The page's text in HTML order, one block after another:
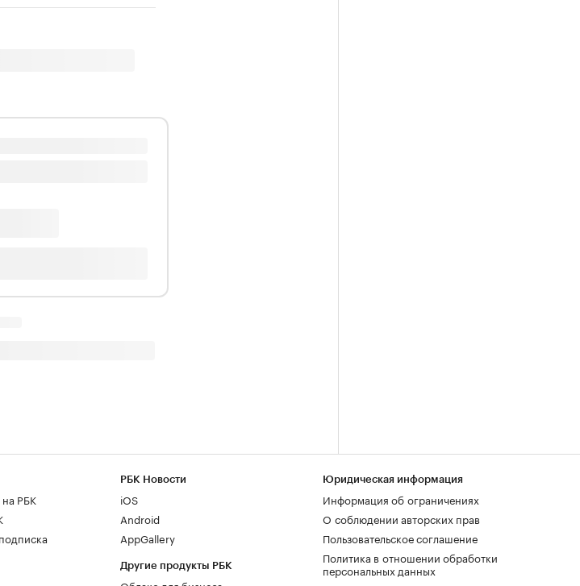
РБК
РБК Новости
iOS
Android
AppGallery
Другие продукты РБК
Юридическая информация
Информация об ограничениях
О соблюдении авторских прав
Пользовательское соглашение
Политика в отношении обработки
персональных данных